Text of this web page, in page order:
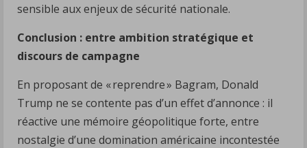
sensible aux enjeux de sécurité nationale.
Conclusion : entre ambition stratégique et
discours de campagne
En proposant de « reprendre » Bagram, Donald
Trump ne se contente pas d’un effet d’annonce : il
réactive une mémoire géopolitique forte, entre
nostalgie d’une domination américaine incontestée